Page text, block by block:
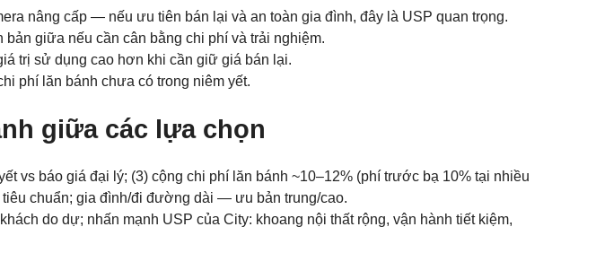
nâng cấp — nếu ưu tiên bán lại và an toàn gia đình, đây là USP quan trọng.
giữa nếu cần cân bằng chi phí và trải nghiệm.
trị sử dụng cao hơn khi cần giữ giá bán lại.
phí lăn bánh chưa có trong niêm yết.
giữa các lựa chọn
vs báo giá đại lý; (3) cộng chi phí lăn bánh ~10–12% (phí trước bạ 10% tại nhiều
chuẩn; gia đình/đi đường dài — ưu bản trung/cao.
do dự; nhấn mạnh USP của City: khoang nội thất rộng, vận hành tiết kiệm,